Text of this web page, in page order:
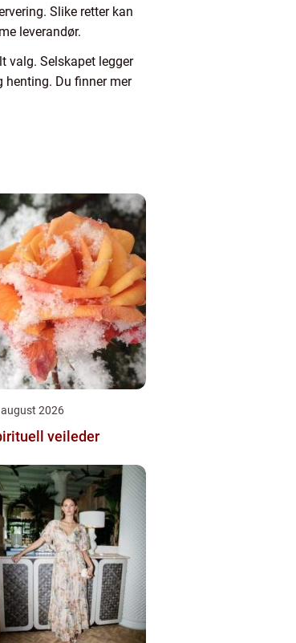
Slike retter kan
leverandør.
valg. Selskapet legger
henting. Du finner mer
2026
veileder